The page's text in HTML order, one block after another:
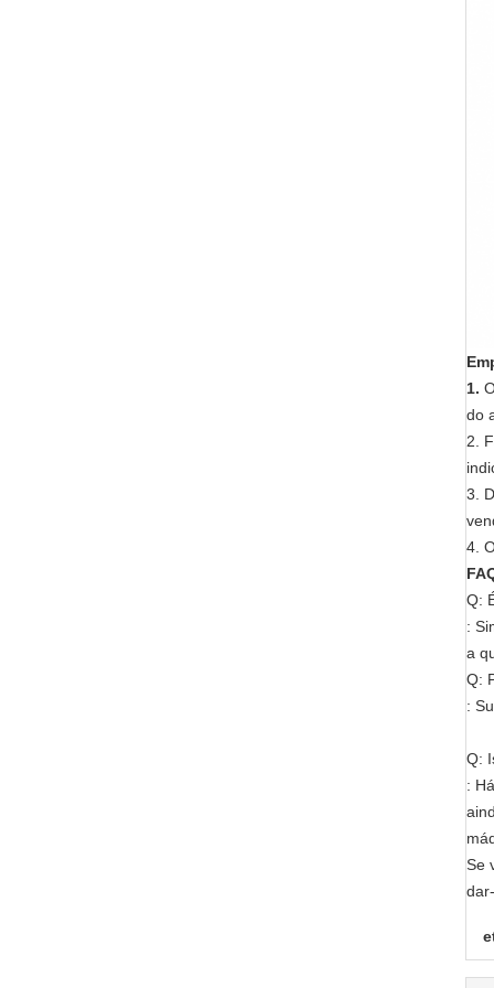
1.
do
2.
3.
4.
Q:
:
a
Q:
:
Q:
:
Se